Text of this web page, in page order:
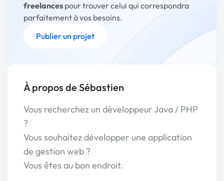
freelances pour trouver celui qui correspondra
parfaitement à vos besoins.
Publier un projet
À propos de Sébastien
Vous recherchez un développeur Java / PHP
?
Vous souhaitez développer une application
de gestion web ?
Vous êtes au bon endroit.